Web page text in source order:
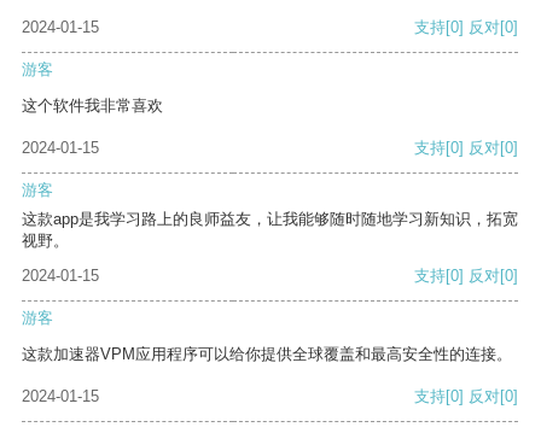
2024-01-15 支持[0] 反对[0]
游客
这个软件我非常喜欢
2024-01-15 支持[0] 反对[0]
游客
这款app是我学习路上的良师益友，让我能够随时随地学习新知识，拓宽
视野。
2024-01-15
支持[0] 反对[0]
游客
这款加速器VPM应用程序可以给你提供全球覆盖和最高安全性的连接。
2024-01-15 支持[0] 反对[0]